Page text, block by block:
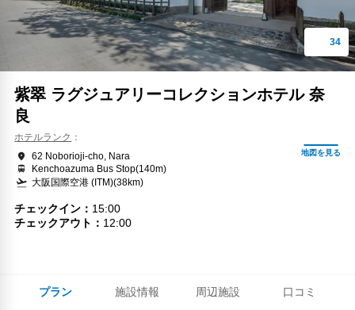
プラン 施設情報 周辺施設 口コミ
紫翠 ラグジュアリーコレクションホテル 奈
良
ホテルランク
62 Noborioji-cho, Nara
Kenchoazuma Bus Stop(140m)
大阪国際空港 (ITM)(38km)
チェックイン
15:00
チェックアウト
12:00